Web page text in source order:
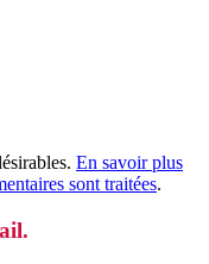
En savoir plus
sont traitées.